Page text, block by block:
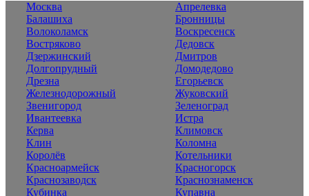
Москва
Апрелевка
Балашиха
Бронницы
Волоколамск
Воскресенск
Востряково
Дедовск
Дзержинский
Дмитров
Долгопрудный
Домодедово
Дрезна
Егорьевск
Железнодорожный
Жуковский
Звенигород
Зеленоград
Ивантеевка
Истра
Керва
Климовск
Клин
Коломна
Королёв
Котельники
Красноармейск
Красногорск
Краснозаводск
Краснознаменск
Кубинка
Купавна